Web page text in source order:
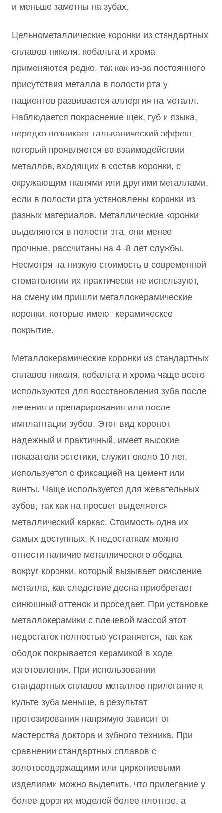
и меньше заметны на зубах.
Цельнометаллические коронки из стандартных
сплавов никеля, кобальта и хрома
применяются редко, так как из-за постоянного
присутствия металла в полости рта у
пациентов развивается аллергия на металл.
Наблюдается покраснение щек, губ и языка,
нередко возникает гальванический эффект,
который проявляется во взаимодействии
металлов, входящих в состав коронки, с
окружающим тканями или другими металлами,
если в полости рта установлены коронки из
разных материалов. Металлические коронки
выделяются в полости рта, они менее
прочные, рассчитаны на 4–8 лет службы.
Несмотря на низкую стоимость в современной
стоматологии их практически не используют,
на смену им пришли металлокерамические
коронки, которые имеют керамическое
покрытие.
Металлокерамические коронки из стандартных
сплавов никеля, кобальта и хрома чаще всего
используются для восстановления зуба после
лечения и препарирования или после
имплантации зубов. Этот вид коронок
надежный и практичный, имеет высокие
показатели эстетики, служит около 10 лет,
используется с фиксацией на цемент или
винты. Чаще используется для жевательных
зубов, так как на просвет выделяется
металлический каркас. Стоимость одна их
самых доступных. К недостаткам можно
отнести наличие металлического ободка
вокруг коронки, который вызывает окисление
металла, как следствие десна приобретает
синюшный оттенок и проседает. При установке
металлокерамики с плечевой массой этот
недостаток полностью устраняется, так как
ободок покрывается керамикой в ходе
изготовления. При использовании
стандартных сплавов металлов прилегание к
культе зуба меньше, а результат
протезирования напрямую зависит от
мастерства доктора и зубного техника. При
сравнении стандартных сплавов с
золотосодержащими или циркониевыми
изделиями можно выделить, что прилегание у
более дорогих моделей более плотное, а